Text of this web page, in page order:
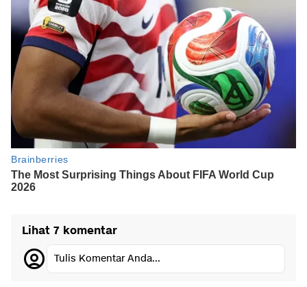
Lihat 7 komentar
Tulis Komentar Anda...